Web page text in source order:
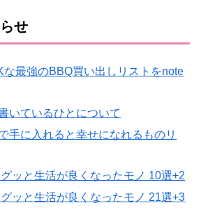
せ
な最強のBBQ買い出しリストをnote
いているひとについて
手に入れると幸せになれるものリ
ッと生活が良くなったモノ 10選+2
ッと生活が良くなったモノ 21選+3